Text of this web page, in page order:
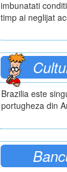
imbunatati
timp ai neglijat
Brazilia este
portugheza din